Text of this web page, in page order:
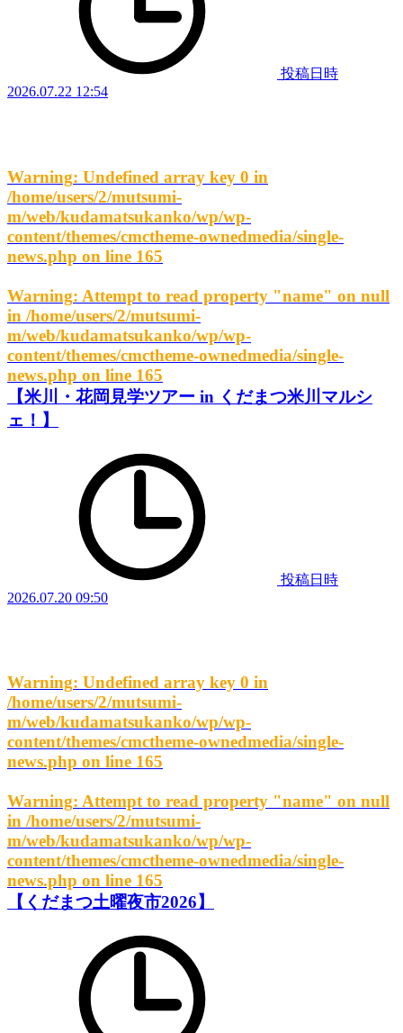
投稿日時
2026.07.22 12:54
Warning: Undefined array key 0 in
/home/users/2/mutsumi-
m/web/kudamatsukanko/wp/wp-
content/themes/cmctheme-ownedmedia/single-
news.php on line 165
Warning: Attempt to read property "name" on null
in /home/users/2/mutsumi-
m/web/kudamatsukanko/wp/wp-
content/themes/cmctheme-ownedmedia/single-
news.php on line 165
【米川・花岡見学ツアー in くだまつ米川マルシ
ェ！】
投稿日時
2026.07.20 09:50
Warning: Undefined array key 0 in
/home/users/2/mutsumi-
m/web/kudamatsukanko/wp/wp-
content/themes/cmctheme-ownedmedia/single-
news.php on line 165
Warning: Attempt to read property "name" on null
in /home/users/2/mutsumi-
m/web/kudamatsukanko/wp/wp-
content/themes/cmctheme-ownedmedia/single-
news.php on line 165
【くだまつ土曜夜市2026】